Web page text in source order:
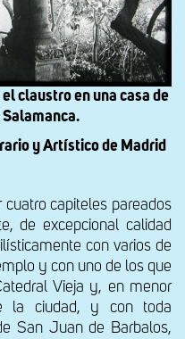
claustro en una casa de
y Artístico de Madrid
capiteles pareados
de excepcional calidad
con varios de
y con uno de los que
Vieja y, en menor
la ciudad, y con toda
San Juan de Barbalos,